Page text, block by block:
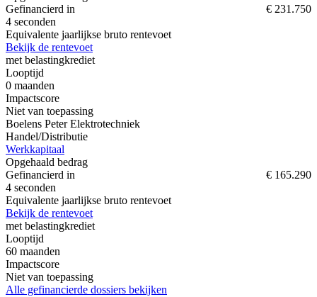
€ 231.750
Gefinancierd in
4 seconden
Equivalente jaarlijkse bruto rentevoet
Bekijk de rentevoet
met belastingkrediet
Looptijd
0 maanden
Impactscore
Niet van toepassing
Boelens Peter Elektrotechniek
Handel/Distributie
Werkkapitaal
Opgehaald bedrag
€ 165.290
Gefinancierd in
4 seconden
Equivalente jaarlijkse bruto rentevoet
Bekijk de rentevoet
met belastingkrediet
Looptijd
60 maanden
Impactscore
Niet van toepassing
Alle gefinancierde dossiers bekijken